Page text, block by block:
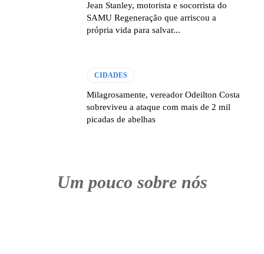
Jean Stanley, motorista e socorrista do
SAMU Regeneração que arriscou a
própria vida para salvar...
CIDADES
Milagrosamente, vereador Odeilton Costa
sobreviveu a ataque com mais de 2 mil
picadas de abelhas
Um pouco sobre nós